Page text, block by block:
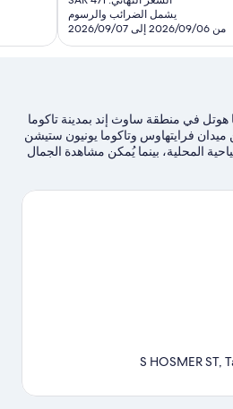
هو
SAR
409
يشمل الضرائب والرسوم
من 2026/09/06 إلى 2026/09/07
في منطقة ساوث إند بمدينة تاكوما
فرايتهاوس وتاكوما يونيون ستيشن
المحلية، بينما يُمكن مشاهدة الجمال
ديفيانس ومتنزه داش بوينت
متنزه وايلد ويفز المائي